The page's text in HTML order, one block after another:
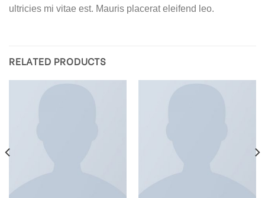
ultricies mi vitae est. Mauris placerat eleifend leo.
RELATED PRODUCTS